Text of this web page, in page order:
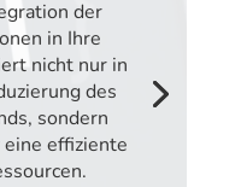
der
in Ihre
nicht nur in
des
sondern
eine effiziente